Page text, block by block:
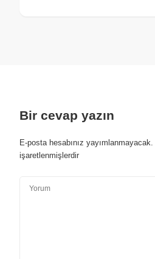
Bir cevap yazın
E-posta hesabınız yayımlanmayacak.
işaretlenmişlerdir